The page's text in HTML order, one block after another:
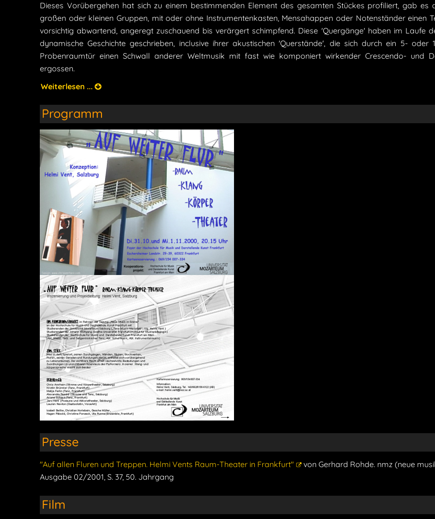
Dieses Vorübergehen hat sich zu einem bestimmenden Element des gesamten Stückes profiliert, gab es
großen oder kleinen Gruppen, mit oder ohne Instrumentenkasten, Mensahappen oder Notenständer einen
vorsichtig abwartend, angeregt zuschauend bis verärgert schimpfend. Diese 'Quergänge' haben im Laufe
dynamische Geschichte geschrieben, inclusive ihrer akustischen 'Querstände', die sich durch ein 5- oder
Probenraumtür einen Schwall anderer Weltmusik mit fast wie komponiert wirkender Crescendo- und
ergossen.
Weiterlesen ...
Programm
Presse
"Auf allen Fluren und Treppen. Helmi Vents Raum-Theater in Frankfurt"
von Gerhard Rohde. nmz (neue
Ausgabe 02/2001, S. 37, 50. Jahrgang
Film